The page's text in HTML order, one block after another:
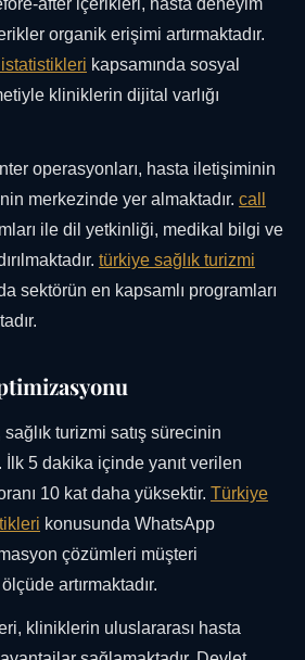
after içerikleri, hasta deneyim
organik erişimi artırmaktadır.
kapsamında sosyal
kliniklerin dijital varlığı
operasyonları, hasta iletişiminin
merkezinde yer almaktadır. call
ile dil yetkinliği, medikal bilgi ve
türkiye sağlık turizmi
sektörün en kapsamlı programları
turizmi satış sürecinin
İlk 5 dakika içinde yanıt verilen
10 kat daha yüksektir. Türkiye
konusunda WhatsApp
çözümleri müşteri
artırmaktadır.
kliniklerin uluslararası hasta